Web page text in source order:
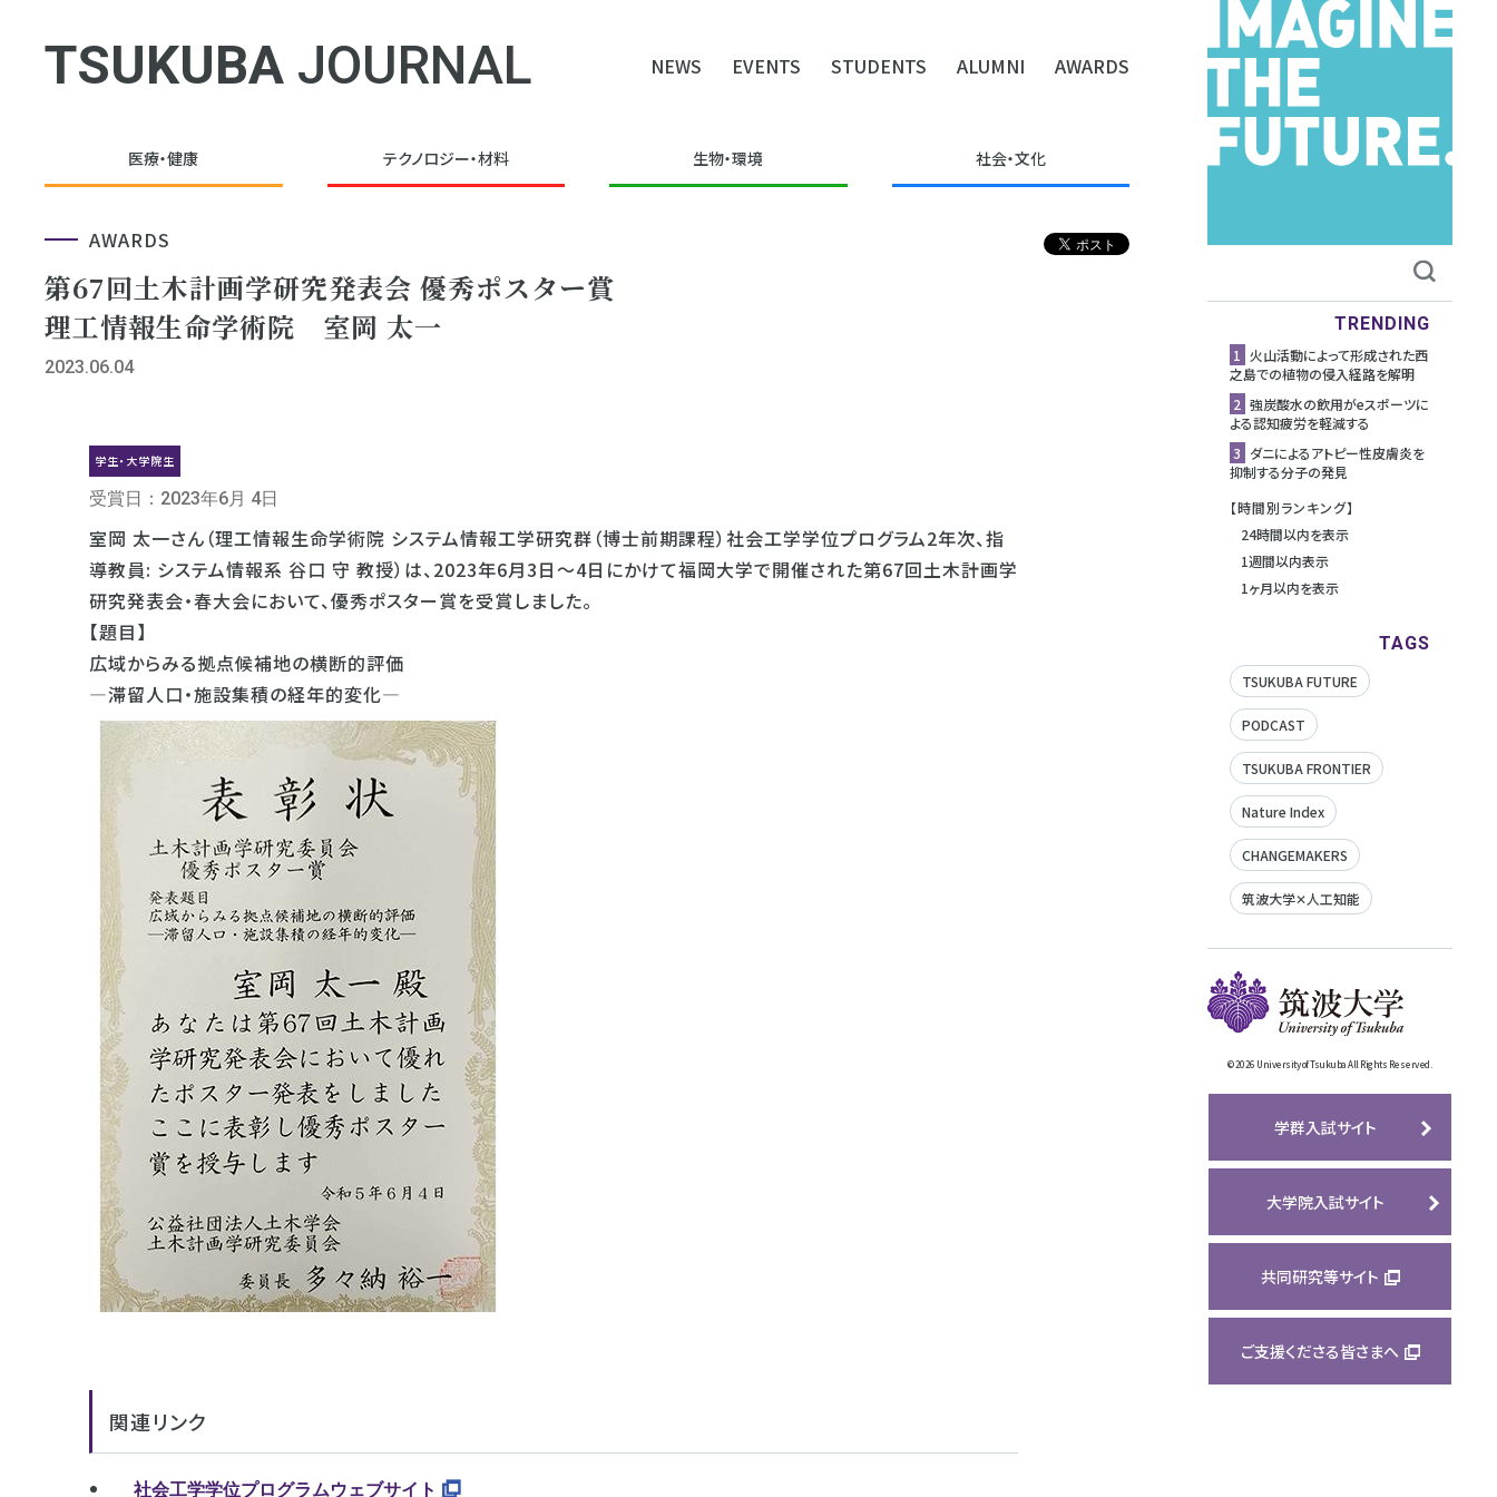
TSUKUBA JOURNAL NEWS EVENTS STUDENTS ALUMNI AWARDS
医療・健康 テクノロジー・材料 生物・環境 社会・文化
AWARDS
第67回土木計画学研究発表会 優秀ポスター賞
理工情報生命学術院 室岡 太一
2023.06.04
学生・大学院生
受賞日：2023年6月 4日
室岡 太一さん（理工情報生命学術院 システム情報工学研究群（博士前期課程）社会工学学位プログラム2年次、指
導教員: システム情報系 谷口 守 教授）は、2023年6月3日～4日にかけて福岡大学で開催された第67回土木計画学
研究発表会・春大会において、優秀ポスター賞を受賞しました。
【題目】
広域からみる拠点候補地の横断的評価
―滞留人口・施設集積の経年的変化―
関連リンク
社会工学学位プログラムウェブサイト
TRENDING
1 ⽕⼭活動によって形成された⻄
之島での植物の侵⼊経路を解明
2 強炭酸水の飲用がeスポーツに
よる認知疲労を軽減する
3 ダニによるアトピー性皮膚炎を
抑制する分子の発見
【時間別ランキング】
24時間以内を表示
1週間以内表示
1ヶ月以内を表示
TAGS
TSUKUBA FUTURE
PODCAST
TSUKUBA FRONTIER
Nature Index
CHANGEMAKERS
筑波大学✕人工知能
©2026 University of Tsukuba All Rights Reserved.
学群入試サイト
大学院入試サイト
共同研究等サイト
ご支援くださる皆さまへ